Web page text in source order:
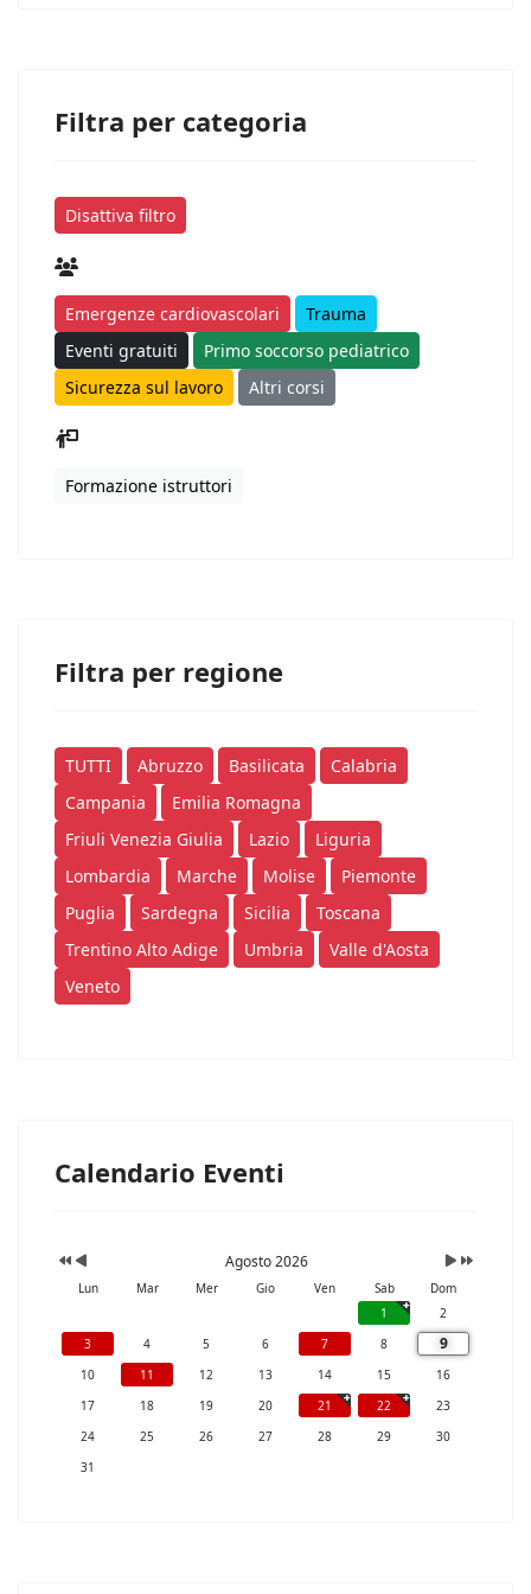
Filtra per categoria
Disattiva filtro
Emergenze cardiovascolari
Trauma
Eventi gratuiti
Primo soccorso pediatrico
Sicurezza sul lavoro
Altri corsi
Formazione istruttori
Filtra per regione
TUTTI Abruzzo Basilicata
Calabria
Campania
Emilia Romagna
Friuli Venezia Giulia
Lazio
Liguria
Lombardia
Marche Molise
Piemonte
Puglia
Sardegna Sicilia
Toscana
Trentino Alto Adige
Umbria
Valle d'Aosta
Veneto
Calendario Eventi
Agosto 2026
Lun Mar Mer Gio Ven Sab
Dom
1
2
3
4 5 6 7 8 9
10 11 12 13 14 15
16
17
18 19 20 21 22
23
24
25 26 27 28 29
30
31